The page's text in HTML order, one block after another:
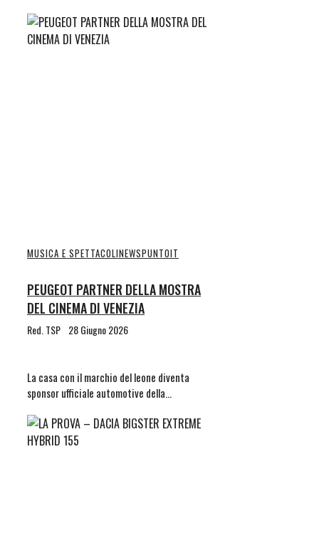
MUSICA E SPETTACOLINEWSPUNTOIT
PEUGEOT PARTNER DELLA MOSTRA
DEL CINEMA DI VENEZIA
Red. TSP 28 Giugno 2026
La casa con il marchio del leone diventa
sponsor ufficiale automotive della…